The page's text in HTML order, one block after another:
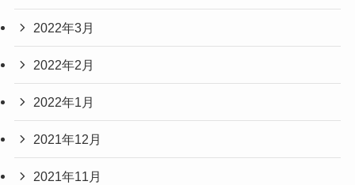
2022年3月
2022年2月
2022年1月
2021年12月
2021年11月